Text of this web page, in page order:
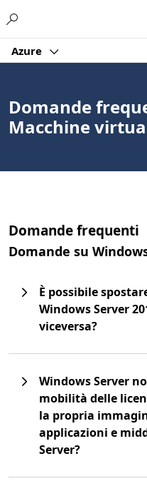
Azure
Domande
Macchine
Domande frequenti
Domande su
È possibile
Windows Server
viceversa?
Windows Server
mobilità delle
la propria
applicazioni e
Server?